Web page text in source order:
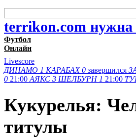
terrikon.com
Футбол
Онлайн
Livescore
ДИНАМО 1 КАРАБАХ 0 завершился
0 21:00 АЯКС 3 ШЕЛБУРН 1 21:00
Кукурелья:
титулы